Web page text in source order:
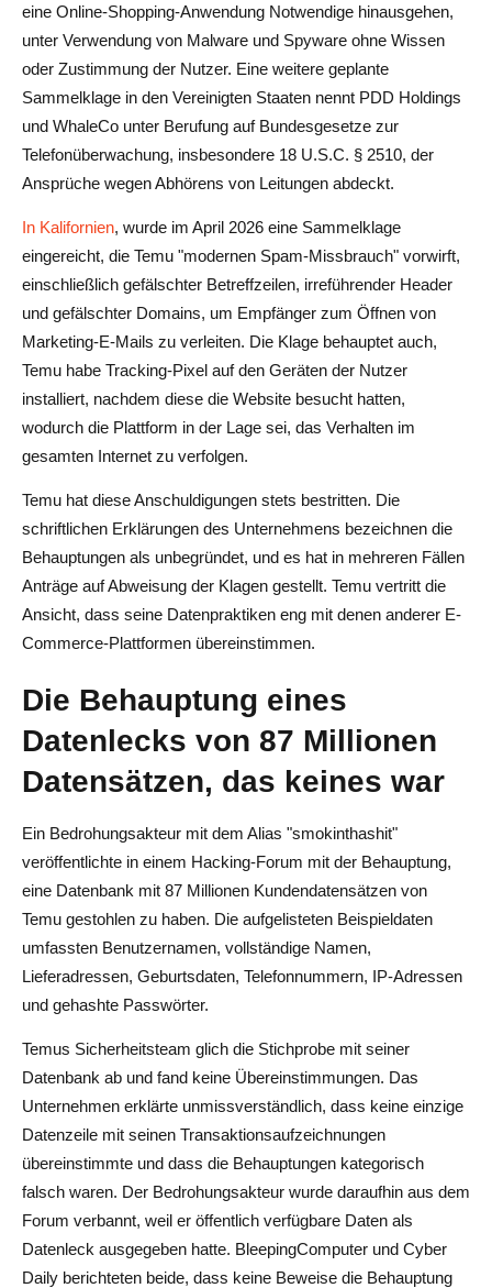
eine Online-Shopping-Anwendung Notwendige hinausgehen,
unter Verwendung von Malware und Spyware ohne Wissen
oder Zustimmung der Nutzer. Eine weitere geplante
Sammelklage in den Vereinigten Staaten nennt PDD Holdings
und WhaleCo unter Berufung auf Bundesgesetze zur
Telefonüberwachung, insbesondere 18 U.S.C. § 2510, der
Ansprüche wegen Abhörens von Leitungen abdeckt.
In Kalifornien, wurde im April 2026 eine Sammelklage
eingereicht, die Temu "modernen Spam-Missbrauch" vorwirft,
einschließlich gefälschter Betreffzeilen, irreführender Header
und gefälschter Domains, um Empfänger zum Öffnen von
Marketing-E-Mails zu verleiten. Die Klage behauptet auch,
Temu habe Tracking-Pixel auf den Geräten der Nutzer
installiert, nachdem diese die Website besucht hatten,
wodurch die Plattform in der Lage sei, das Verhalten im
gesamten Internet zu verfolgen.
Temu hat diese Anschuldigungen stets bestritten. Die
schriftlichen Erklärungen des Unternehmens bezeichnen die
Behauptungen als unbegründet, und es hat in mehreren Fällen
Anträge auf Abweisung der Klagen gestellt. Temu vertritt die
Ansicht, dass seine Datenpraktiken eng mit denen anderer E-
Commerce-Plattformen übereinstimmen.
Die Behauptung eines
Datenlecks von 87 Millionen
Datensätzen, das keines war
Ein Bedrohungsakteur mit dem Alias "smokinthashit"
veröffentlichte in einem Hacking-Forum mit der Behauptung,
eine Datenbank mit 87 Millionen Kundendatensätzen von
Temu gestohlen zu haben. Die aufgelisteten Beispieldaten
umfassten Benutzernamen, vollständige Namen,
Lieferadressen, Geburtsdaten, Telefonnummern, IP-Adressen
und gehashte Passwörter.
Temus Sicherheitsteam glich die Stichprobe mit seiner
Datenbank ab und fand keine Übereinstimmungen. Das
Unternehmen erklärte unmissverständlich, dass keine einzige
Datenzeile mit seinen Transaktionsaufzeichnungen
übereinstimmte und dass die Behauptungen kategorisch
falsch waren. Der Bedrohungsakteur wurde daraufhin aus dem
Forum verbannt, weil er öffentlich verfügbare Daten als
Datenleck ausgegeben hatte. BleepingComputer und Cyber
Daily berichteten beide, dass keine Beweise die Behauptung